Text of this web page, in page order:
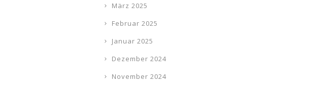
März 2025
Februar 2025
Januar 2025
Dezember 2024
November 2024